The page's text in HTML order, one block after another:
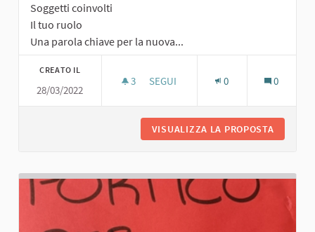
Soggetti coinvolti
Il tuo ruolo
Una parola chiave per la nuova...
CREATO IL
28/03/2022
3 3 SOSTENITORI
SEGUI 0 0
VISUALIZZA LA PROPOSTA